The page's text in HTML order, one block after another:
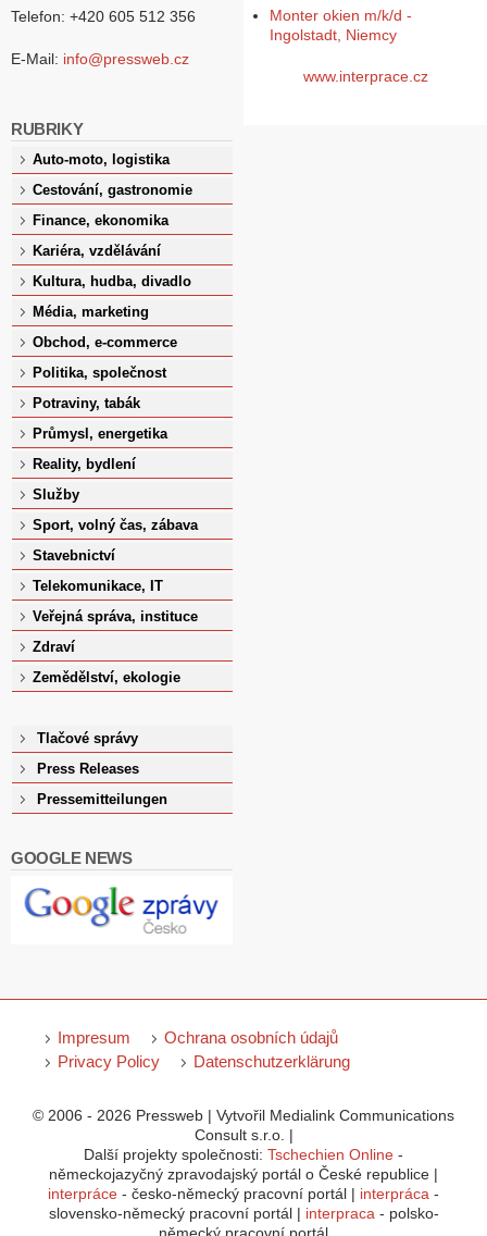
Telefon: +420 605 512 356
E-Mail: info@pressweb.cz
RUBRIKY
Auto-moto, logistika
Cestování, gastronomie
Finance, ekonomika
Kariéra, vzdělávání
Kultura, hudba, divadlo
Média, marketing
Obchod, e-commerce
Politika, společnost
Potraviny, tabák
Průmysl, energetika
Reality, bydlení
Služby
Sport, volný čas, zábava
Stavebnictví
Telekomunikace, IT
Veřejná správa, instituce
Zdraví
Zemědělství, ekologie
Tlačové správy
Press Releases
Pressemitteilungen
GOOGLE NEWS
Monter okien m/k/d -
Ingolstadt, Niemcy
www.interprace.cz
Impresum
Ochrana osobních údajů
Privacy Policy
Datenschutzerklärung
© 2006 - 2026 Pressweb | Vytvořil Medialink Communications
Consult s.r.o. |
Další projekty společnosti: Tschechien Online -
německojazyčný zpravodajský portál o České republice |
interpráce - česko-německý pracovní portál | interpráca -
slovensko-německý pracovní portál | interpraca - polsko-